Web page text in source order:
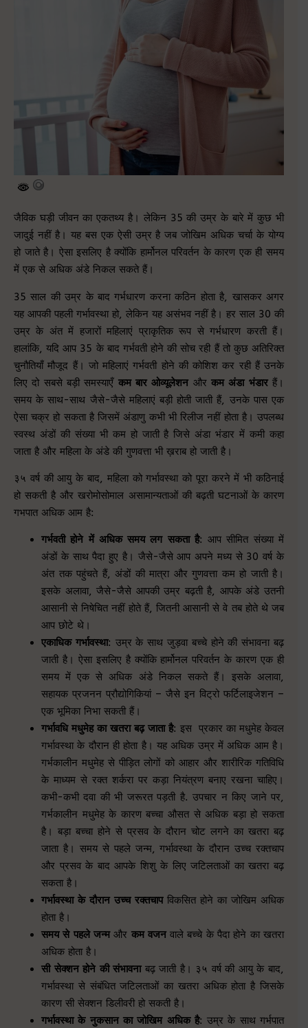
जैविक घड़ी जीवन का एकतथ्य है। लेकिन 35 की उम्र के बारे में कुछ भी
जादुई नहीं है। यह बस एक ऐसी उम्र है जब जोखिम अधिक चर्चा के योग्य
हो जाते है। ऐसा इसलिए है क्योंकि हार्मोनल परिवर्तन के कारण एक ही समय
में एक से अधिक अंडे निकल सकते हैं।
‍35 साल की उम्र के बाद गर्भधारण करना कठिन होता है, खासकर अगर
यह आपकी पहली गर्भावस्था हो, लेकिन यह असंभव नहीं है। हर साल 30 की
उम्र के अंत में हजारों महिलाएं प्राकृतिक रूप से गर्भधारण करती हैं।
हालांकि, यदि आप 35 के बाद गर्भवती होने की सोच रही हैं तो कुछ अतिरिक्त
चुनौतियाँ मौजूद हैं। जो महिलाएं गर्भवती होने की कोशिश कर रही हैं उनके
लिए दो सबसे बड़ी समस्याएँ कम बार ओव्यूलेशन औरकम अंडा भंडारहैं।
समय के साथ-साथ जैसे-जैसे महिलाएं बड़ी होती जाती हैं, उनके पास एक
ऐसा चक्र हो सकता है जिसमें अंडाणु कभी भी रिलीज नहीं होता है। उपलब्ध
स्वस्थ अंडों की संख्या भी कम हो जाती है जिसे अंडा भंडार में कमी कहा
जाता है और महिला के अंडे की गुणवत्ता भी ख़राब हो जाती है।
३५ वर्ष की आयु के बाद, महिला को गर्भावस्था को पूरा करने में भी कठिनाई
हो सकती है और खरोमोसोमाल असामान्यताओं की बढ़ती घटनाओं के कारण
गभपात अधिक आम है:
गर्भवती होने में अधिक समय लग सकता है: आप सीमित संख्या में
अंडों के साथ पैदा हुए है। जैसे-जैसे आप अपने मध्य से 30 वर्ष के
अंत तक पहुंचते हैं, अंडों की मात्रा और गुणवत्ता कम हो जाती है।
इसके अलावा, जैसे-जैसे आपकी उम्र बढ़ती है, आपके अंडे उतनी
आसानी से निषेचित नहीं होते हैं, जितनी आसानी से वे तब होते थे जब
आप छोटे थे।
एकाधिक गर्भावस्था: उम्र के साथ जुड़वा बच्चे होने की संभावना बढ़
जाती है। ऐसा इसलिए है क्योंकि हार्मोनल परिवर्तन के कारण एक ही
समय में एक से अधिक अंडे निकल सकते हैं। इसके अलावा,
सहायक प्रजनन प्रौद्योगिकियां – जैसे इन विट्रो फर्टिलाइजेशन –
एक भूमिका निभा सकती हैं।
गर्भावधि मधुमेह का खतरा बढ़ जाता है: इस प्रकार का मधुमेह केवल
गर्भावस्था के दौरान ही होता है। यह अधिक उम्र में अधिक आम है।
गर्भकालीन मधुमेह से पीड़ित लोगों को आहार और शारीरिक गतिविधि
के माध्यम से रक्त शर्करा पर कड़ा नियंत्रण बनाए रखना चाहिए।
कभी-कभी दवा की भी जरूरत पड़ती है. उपचार न किए जाने पर,
गर्भकालीन मधुमेह के कारण बच्चा औसत से अधिक बड़ा हो सकता
है। बड़ा बच्चा होने से प्रसव के दौरान चोट लगने का खतरा बढ़
जाता है। समय से पहले जन्म, गर्भावस्था के दौरान उच्च रक्तचाप
और प्रसव के बाद आपके शिशु के लिए जटिलताओं का खतरा बढ़
सकता है।
गर्भावस्था के दौरान उच्च रक्तचापविकसित होने का जोखिम अधिक
होता है।
समय से पहले जन्मऔर कम वजनवाले बच्चे के पैदा होने का खतरा
अधिक होता है।
सी सेक्शन होने की संभावना बढ़ जाती है। ३५ वर्ष की आयु के बाद,
गर्भावस्था से संबंधित जटिलताओं का खतरा अधिक होता है जिसके
कारण सी सेक्शन डिलीवरी हो सकती है।
गर्भावस्था के नुकसान का जोखिम अधिक है: उम्र के साथ गर्भपात